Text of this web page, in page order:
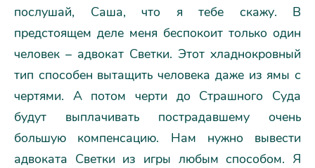
послушай, Саша, что я тебе скажу. В
предстоящем деле меня беспокоит только один
человек – адвокат Светки. Этот хладнокровный
тип способен вытащить человека даже из ямы с
чертями. А потом черти до Страшного Суда
будут выплачивать пострадавшему очень
большую компенсацию. Нам нужно вывести
адвоката Светки из игры любым способом. Я